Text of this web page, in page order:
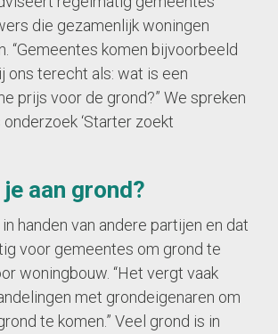
die gezamenlijk woningen
“Gemeentes komen bijvoorbeeld
ons terecht als: wat is een
prijs voor de grond?” We spreken
‘Starter zoekt
aan grond?
handen van andere partijen en dat
voor gemeentes om grond te
woningbouw. “Het vergt vaak
met grondeigenaren om
te komen.” Veel grond is in